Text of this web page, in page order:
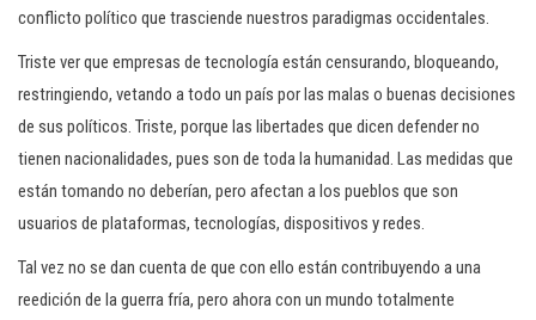
conflicto político que trasciende nuestros paradigmas occidentales.
Triste ver que empresas de tecnología están censurando, bloqueando,
restringiendo, vetando a todo un país por las malas o buenas decisiones
de sus políticos. Triste, porque las libertades que dicen defender no
tienen nacionalidades, pues son de toda la humanidad. Las medidas que
están tomando no deberían, pero afectan a los pueblos que son
usuarios de plataformas, tecnologías, dispositivos y redes.
Tal vez no se dan cuenta de que con ello están contribuyendo a una
reedición de la guerra fría, pero ahora con un mundo totalmente